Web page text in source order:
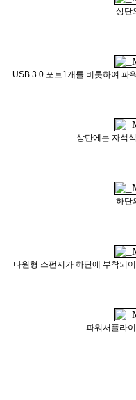
상단
USB 3.0 포트1개를 비롯하여 파
상단에는 자석
하단
타원형 스펀지가 하단에 부착되
파워서플라